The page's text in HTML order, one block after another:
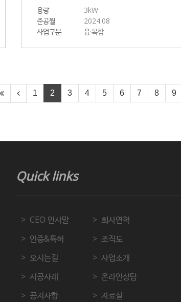
용량
3kW
준공월
2024.08
사업구분
융·복합
1 2 3 4 5 6 7 8 9
Quick links
CEO 인사말
회사연혁
인증&특허
조직도
오시는길
사업소개
시공사례
온라인상담
공지사항
자료실